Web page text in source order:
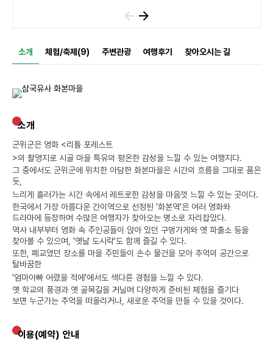
소개 체험/축제(9) 주변관광 여행후기 찾아오시는 길
소개
군위군은 영화 <리틀 포레스트
>의 촬영지로 시골 마을 특유의 평온한 감성을 느낄 수 있는 여행지다.
그 중에서도 군위군에 위치한 아담한 화본마을은 시간의 흐름을 그대로 품은
듯,
느리게 흘러가는 시간 속에서 레트로한 감성을 마음껏 느낄 수 있는 곳이다.
한국에서 가장 아름다운 간이역으로 선정된 '화본역'은 여러 영화와
드라마에 등장하며 수많은 여행자가 찾아오는 명소로 자리잡았다.
역사 내부부터 영화 속 주인공들이 앉아 있던 구멍가게와 옛 파출소 등을
찾아볼 수 있으며, '옛날 도시락'도 함께 즐길 수 있다.
또한, 폐교였던 장소를 마을 주민들이 손수 물건을 모아 추억의 공간으로
탈바꿈한
'엄마아빠 어렸을 적에'에서도 색다른 경험을 느낄 수 있다.
옛 학교의 풍경과 옛 골목길을 거닐며 다양하게 준비된 체험을 즐기다
보면 누군가는 추억을 떠올리거나, 새로운 추억을 만들 수 있을 것이다.
이용(예약) 안내